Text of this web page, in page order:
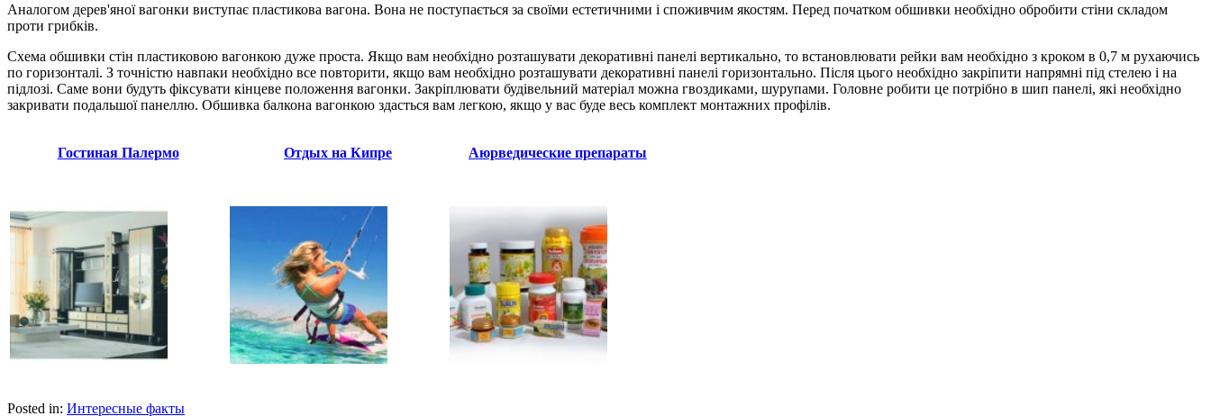
Аналогом дерев'яної вагонки виступає пластикова вагона. Вона не поступається за своїми естетичними і споживчим якостям. Перед початком обшивки необхідно обробити стіни складом
проти грибків.
Схема обшивки стін пластиковою вагонкою дуже проста. Якщо вам необхідно розташувати декоративні панелі вертикально, то встановлювати рейки вам необхідно з кроком в 0,7 м рухаючись
по горизонталі. З точністю навпаки необхідно все повторити, якщо вам необхідно розташувати декоративні панелі горизонтально. Після цього необхідно закріпити напрямні під стелею і на
підлозі. Саме вони будуть фіксувати кінцеве положення вагонки. Закріплювати будівельний матеріал можна гвоздиками, шурупами. Головне робити це потрібно в шип панелі, які необхідно
закривати подальшої панеллю. Обшивка балкона вагонкою здасться вам легкою, якщо у вас буде весь комплект монтажних профілів.
Гостиная Палермо Отдых на Кипре Аюрведические препараты
Posted in: Интересные факты